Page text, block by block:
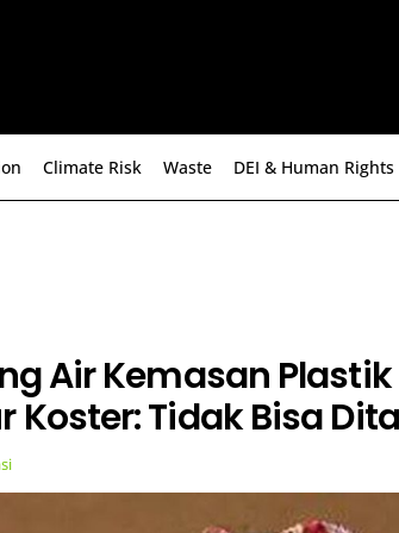
Climate Risk Waste DEI & Human Rights
Air Kemasan Plastik
Koster: Tidak Bisa